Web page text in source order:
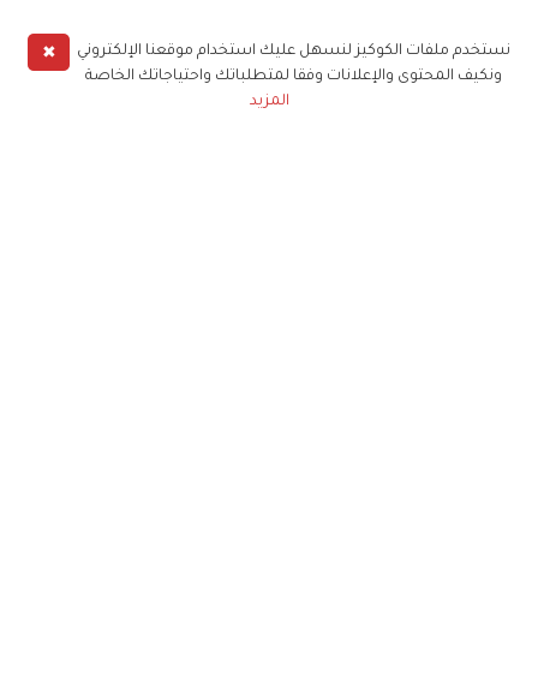
✖
نستخدم ملفات الكوكيز لنسهل عليك استخدام موقعنا الإلكتروني
ونكيف المحتوى والإعلانات وفقا لمتطلباتك واحتياجاتك الخاصة
المزيد